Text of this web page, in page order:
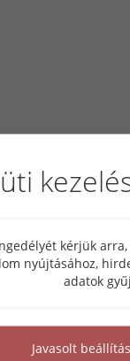
kérjük
nyújtásához,
adatok
Javasolt